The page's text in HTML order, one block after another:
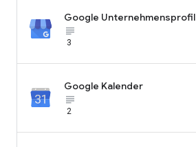
Google Unternehmensprofil
subject_black
3
Google Kalender
subject_black
2